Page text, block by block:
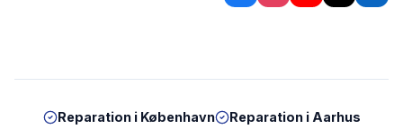
Reparation i København Reparation i Aarhus